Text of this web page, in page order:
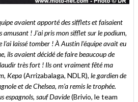
avaient apporté des sifflets et faisaient
! J'ai pris mon sifflet sur le podium,
laissé tomber ! À Austin l’équipe avait eu
ils avaient décidé de faire beaucoup de
très fort ! Ils ont vraiment fêté ma
Kepa(Arrizabalaga, NDLR), le gardien de
et de Chelsea, m’a remis le trophée.
espagnols, sauf Davide(Brivio, le team